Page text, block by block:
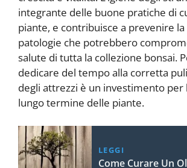
integrante delle buone pratiche di
piante, e contribuisce a prevenire
patologie che potrebbero
salute di tutta la collezione bonsai.
dedicare del tempo alla corretta
degli attrezzi è un investimento per
lungo termine delle piante.
LEGGI
Come Curare Un